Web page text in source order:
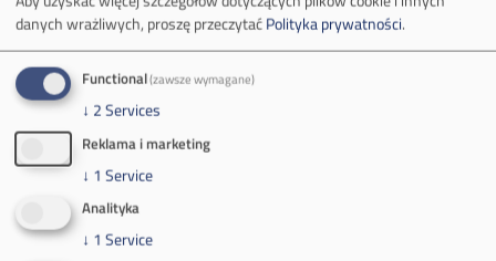
ul. Górnicza 23
32-590 Libiąż
Tel.+48 32 627 00 00
Zakład Górniczy Brzeszcze
ul.
danych wrażliwych, proszę przeczytaćPolityka prywatności.
Functional(zawsze wymagane)
↓ 2Services
Reklama i marketing
↓ 1 Service
Analityka
↓ 1 Service